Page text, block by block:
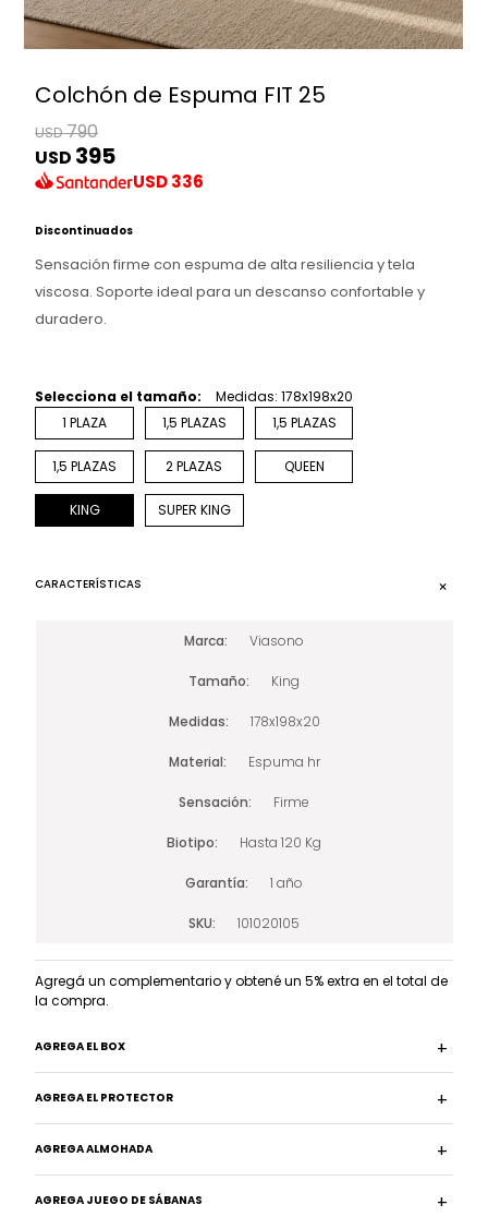
Colchón de Espuma FIT 25
USD790
USD 395
USD336
Discontinuados
Sensación firme con espuma de alta resiliencia y tela
viscosa. Soporte ideal para un descanso confortable y
duradero.
Selecciona el tamaño:
Medidas: 178x198x20
1 PLAZA
1,5 PLAZAS 1,5 PLAZAS
1,5 PLAZAS 2 PLAZAS QUEEN
KING SUPER KING
CARACTERÍSTICAS
Marca Viasono
Tamaño King
Medidas 178x198x20
Material Espuma hr
Sensación Firme
Biotipo Hasta 120 Kg
Garantía 1 año
SKU 101020105
Agregá un complementario y obtené un 5% extra en el total de
la compra.
AGREGA EL BOX
AGREGA EL PROTECTOR
AGREGA ALMOHADA
AGREGA JUEGO DE SÁBANAS